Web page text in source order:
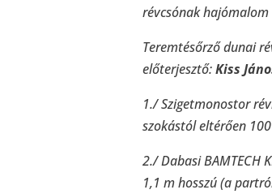
révcsónak hajómalom
Teremtésőrző dunai
előterjesztő:Kiss
1./ Szigetmonostor
szokástól eltérően
2./ Dabasi BAMTECH
1,1 m hosszú (a